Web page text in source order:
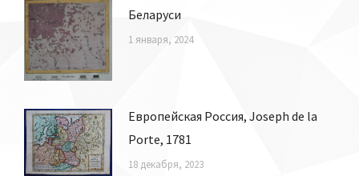
Беларуси
1 января, 2024
Европейская Россия, Joseph de la
Porte, 1781
18 декабря, 2023